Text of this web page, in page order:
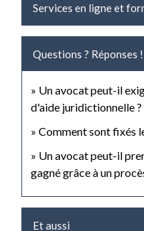
Services en ligne et
Questions ? Réponses !
Un avocat peut-il
d'aide juridictionnelle ?
Comment sont fixés
Un avocat peut-il
gagné grâce à un
Et aussi